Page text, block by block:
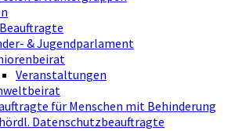
& Jugendparlament
Veranstaltungen
für Menschen mit Behinderung
Datenschutzbeauftragte